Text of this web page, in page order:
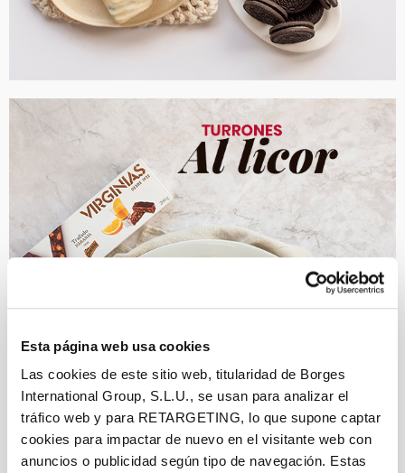
Esta página web usa cookies
Las cookies de este sitio web, titularidad de Borges
International Group, S.L.U., se usan para analizar el
tráfico web y para RETARGETING, lo que supone captar
cookies para impactar de nuevo en el visitante web con
anuncios o publicidad según tipo de navegación. Estas